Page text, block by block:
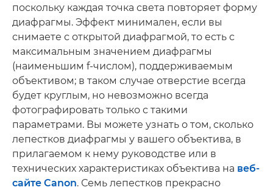
поскольку каждая точка света повторяет форму
диафрагмы. Эффект минимален, если вы
снимаете с открытой диафрагмой, то есть с
максимальным значением диафрагмы
(наименьшим f-числом), поддерживаемым
объективом; в таком случае отверстие всегда
будет круглым, но невозможно всегда
фотографировать только с такими
параметрами. Вы можете узнать о том, сколько
лепестков диафрагмы у вашего объектива, в
прилагаемом к нему руководстве или в
технических характеристиках объектива на веб-
сайте Canon. Семь лепестков прекрасно